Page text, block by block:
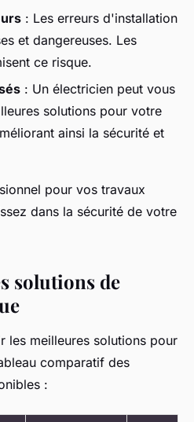
: Les erreurs d'installation
et dangereuses. Les
ce risque.
: Un électricien peut vous
solutions pour votre
ainsi la sécurité et
pour vos travaux
dans la sécurité de votre
solutions de
les meilleures solutions pour
comparatif des
: